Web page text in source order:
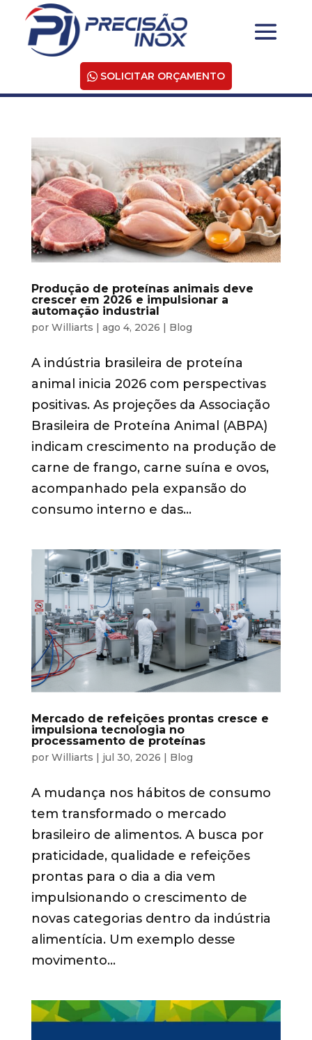
SOLICITAR ORÇAMENTO
Produção de proteínas animais deve
crescer em 2026 e impulsionar a
automação industrial
por Williarts | ago 4, 2026 | Blog
A indústria brasileira de proteína
animal inicia 2026 com perspectivas
positivas. As projeções da Associação
Brasileira de Proteína Animal (ABPA)
indicam crescimento na produção de
carne de frango, carne suína e ovos,
acompanhado pela expansão do
consumo interno e das...
Mercado de refeições prontas cresce e
impulsiona tecnologia no
processamento de proteínas
por Williarts | jul 30, 2026 | Blog
A mudança nos hábitos de consumo
tem transformado o mercado
brasileiro de alimentos. A busca por
praticidade, qualidade e refeições
prontas para o dia a dia vem
impulsionando o crescimento de
novas categorias dentro da indústria
alimentícia. Um exemplo desse
movimento...